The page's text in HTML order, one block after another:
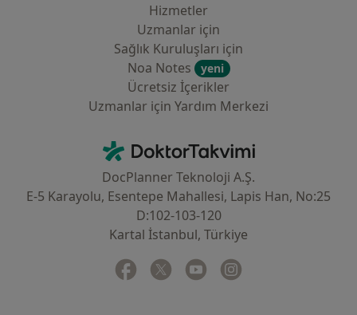
Hizmetler
Uzmanlar için
Sağlık Kuruluşları için
Noa Notes
yeni
Ücretsiz İçerikler
Uzmanlar için Yardım Merkezi
DoktorTakvimi - Ana Sayfa
DocPlanner Teknoloji A.Ş.
E-5 Karayolu, Esentepe Mahallesi, Lapis Han, No:25
D:102-103-120
Kartal İstanbul, Türkiye
Facebook
yeni bir sekmede açılır
Twitter
yeni bir sekmede açılır
Youtube
yeni bir sekmede açılır